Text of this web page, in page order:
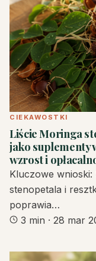
CIEKAWOSTKI
Liście Moringa
jako suplementy
wzrost i
Kluczowe wnioski:
stenopetala i
poprawia…
3 min · 28 mar